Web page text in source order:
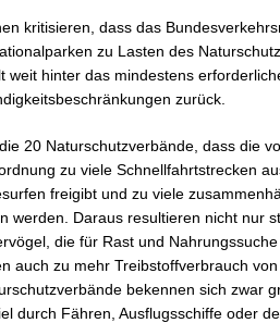
kritisieren, dass das
zu Lasten des
weit hinter das mindestens
zurück.
20 Naturschutzverbände, dass die
zu viele Schnellfahrtstrecken
freigibt und zu viele
werden. Daraus resultieren nicht nur
die für Rast und
auch zu mehr Treibstoffverbrauch
bekennen sich zwar
durch Fähren, Ausflugsschiffe oder